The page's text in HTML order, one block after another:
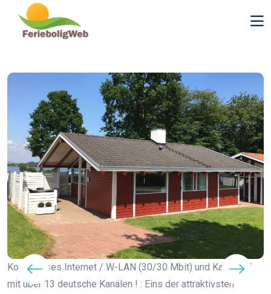
Kostenloses Internet / W-LAN (30/30 Mbit) und Kabel-TV
mit über 13 deutsche Kanälen ! : Eins der attraktivsten